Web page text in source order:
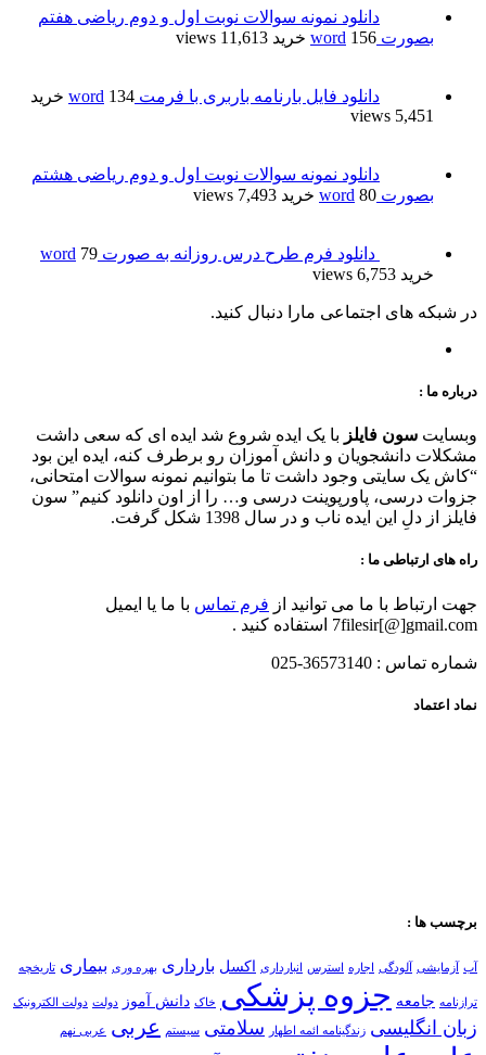
دانلود نمونه سوالات نوبت اول و دوم ریاضی هفتم
بصورت word 156 خرید 11,613 views
دانلود فایل بارنامه باربری با فرمت word 134 خرید
5,451 views
دانلود نمونه سوالات نوبت اول و دوم ریاضی هشتم
بصورت word 80 خرید 7,493 views
دانلود فرم طرح درس روزانه به صورت word 79
خرید 6,753 views
در شبکه های اجتماعی مارا دنبال کنید.
درباره ما :
وبسایت سون فایلز با یک ایده شروع شد ایده ای که سعی داشت
مشکلات دانشجویان و دانش آموزان رو برطرف کنه، ایده این بود
“کاش یک سایتی وجود داشت تا ما بتوانیم نمونه سوالات امتحانی،
جزوات درسی، پاورپوینت درسی و… را از اون دانلود کنیم” سون
فایلز از دلِ این ایده ناب و در سال 1398 شکل گرفت.
راه های ارتباطی ما :
جهت ارتباط با ما می توانید از فرم تماس با ما یا ایمیل
7filesir[@]gmail.com استفاده کنید .
شماره تماس : 36573140-025
نماد اعتماد
برچسب ها :
آب آزمایشی آلودگی اجاره استرس انبارداری اکسل بارداری بهره وری بیماری تاریخچه
ترازنامه جامعه جزوه پزشکی خاک دانش آموز دولت دولت الکترونیک
زبان انگلیسی زندگینامه ائمه اطهار سلامتی سیستم عربی عربی نهم